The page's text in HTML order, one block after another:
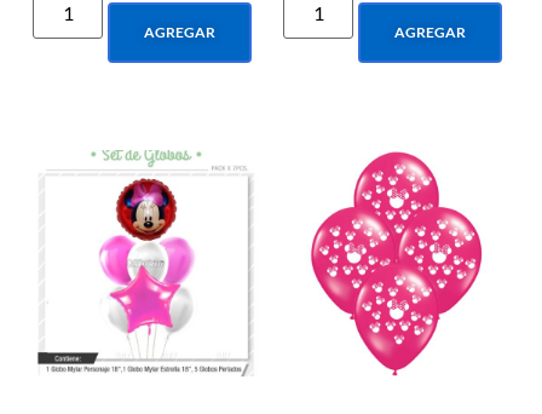
AGREGAR AGREGAR